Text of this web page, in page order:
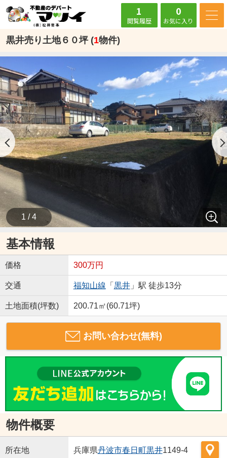
1
閲覧履歴
0
お気に入り
黒井売り土地６０坪 (1物件)
1 / 4
基本情報
価格 300万円
交通 福知山線 「 黒井」駅 徒歩13分
土地面積(坪数) 200.71㎡(60.71坪)
お問い合わせ(無料)
物件概要
所在地 兵庫県丹波市春日町黒井1149-4